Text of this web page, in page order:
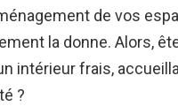
de vos
la donne. Alors,
intérieur frais,
?